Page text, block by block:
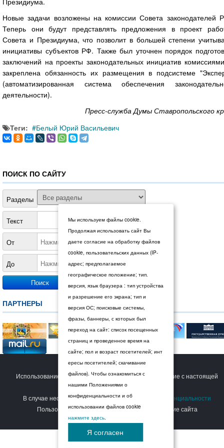
Новые задачи возложены на комиссии Совета законодателей
Теперь они будут представлять предложения в проект
Совета и Президиума, что позволит в большей степени
инициативы субъектов РФ. Также был уточнен порядок
заключений на проекты законодательных инициатив
закреплена обязанность их размещения в подсистеме
(автоматизированная система обеспечения
деятельности).
Пресс-служба Думы Ставропольского
Теги:
Белый Юрий Васильевич
ПОИСК ПО САЙТУ
Разделы
Текст
От
До
ПАРТНЕРЫ
© 2026 Дума Ставропольского края.
Использование сайта Пользователем означает согласие с настоящей
Политикой конфиденциальности
В случае несогласия с условиями Политики конфиденциальности
Пользователь должен прекратить использование сайта
Мы используем файлы cookie.
Продолжая использовать сайт Вы
даете согласие на обработку файлов
cookie, пользовательских данных (IP-
адрес; предполагаемое
географическое положение; тип.
версия, язык браузера : тип устройства
и разрешение его экрана; тип и
версия ОС; поисковые системы,
фразы, баннеры, с которых был
переход на сайт: список посещенных
страниц и проведенное время на
сайте; пол и возраст посетителей; инт
ересы посетителей; скачивание
файлов). Чтобы ознакомиться с
нашими Положениями о
конфиденциальности и об
использовании файлов cookie
нажмите здесь.
Я согласен